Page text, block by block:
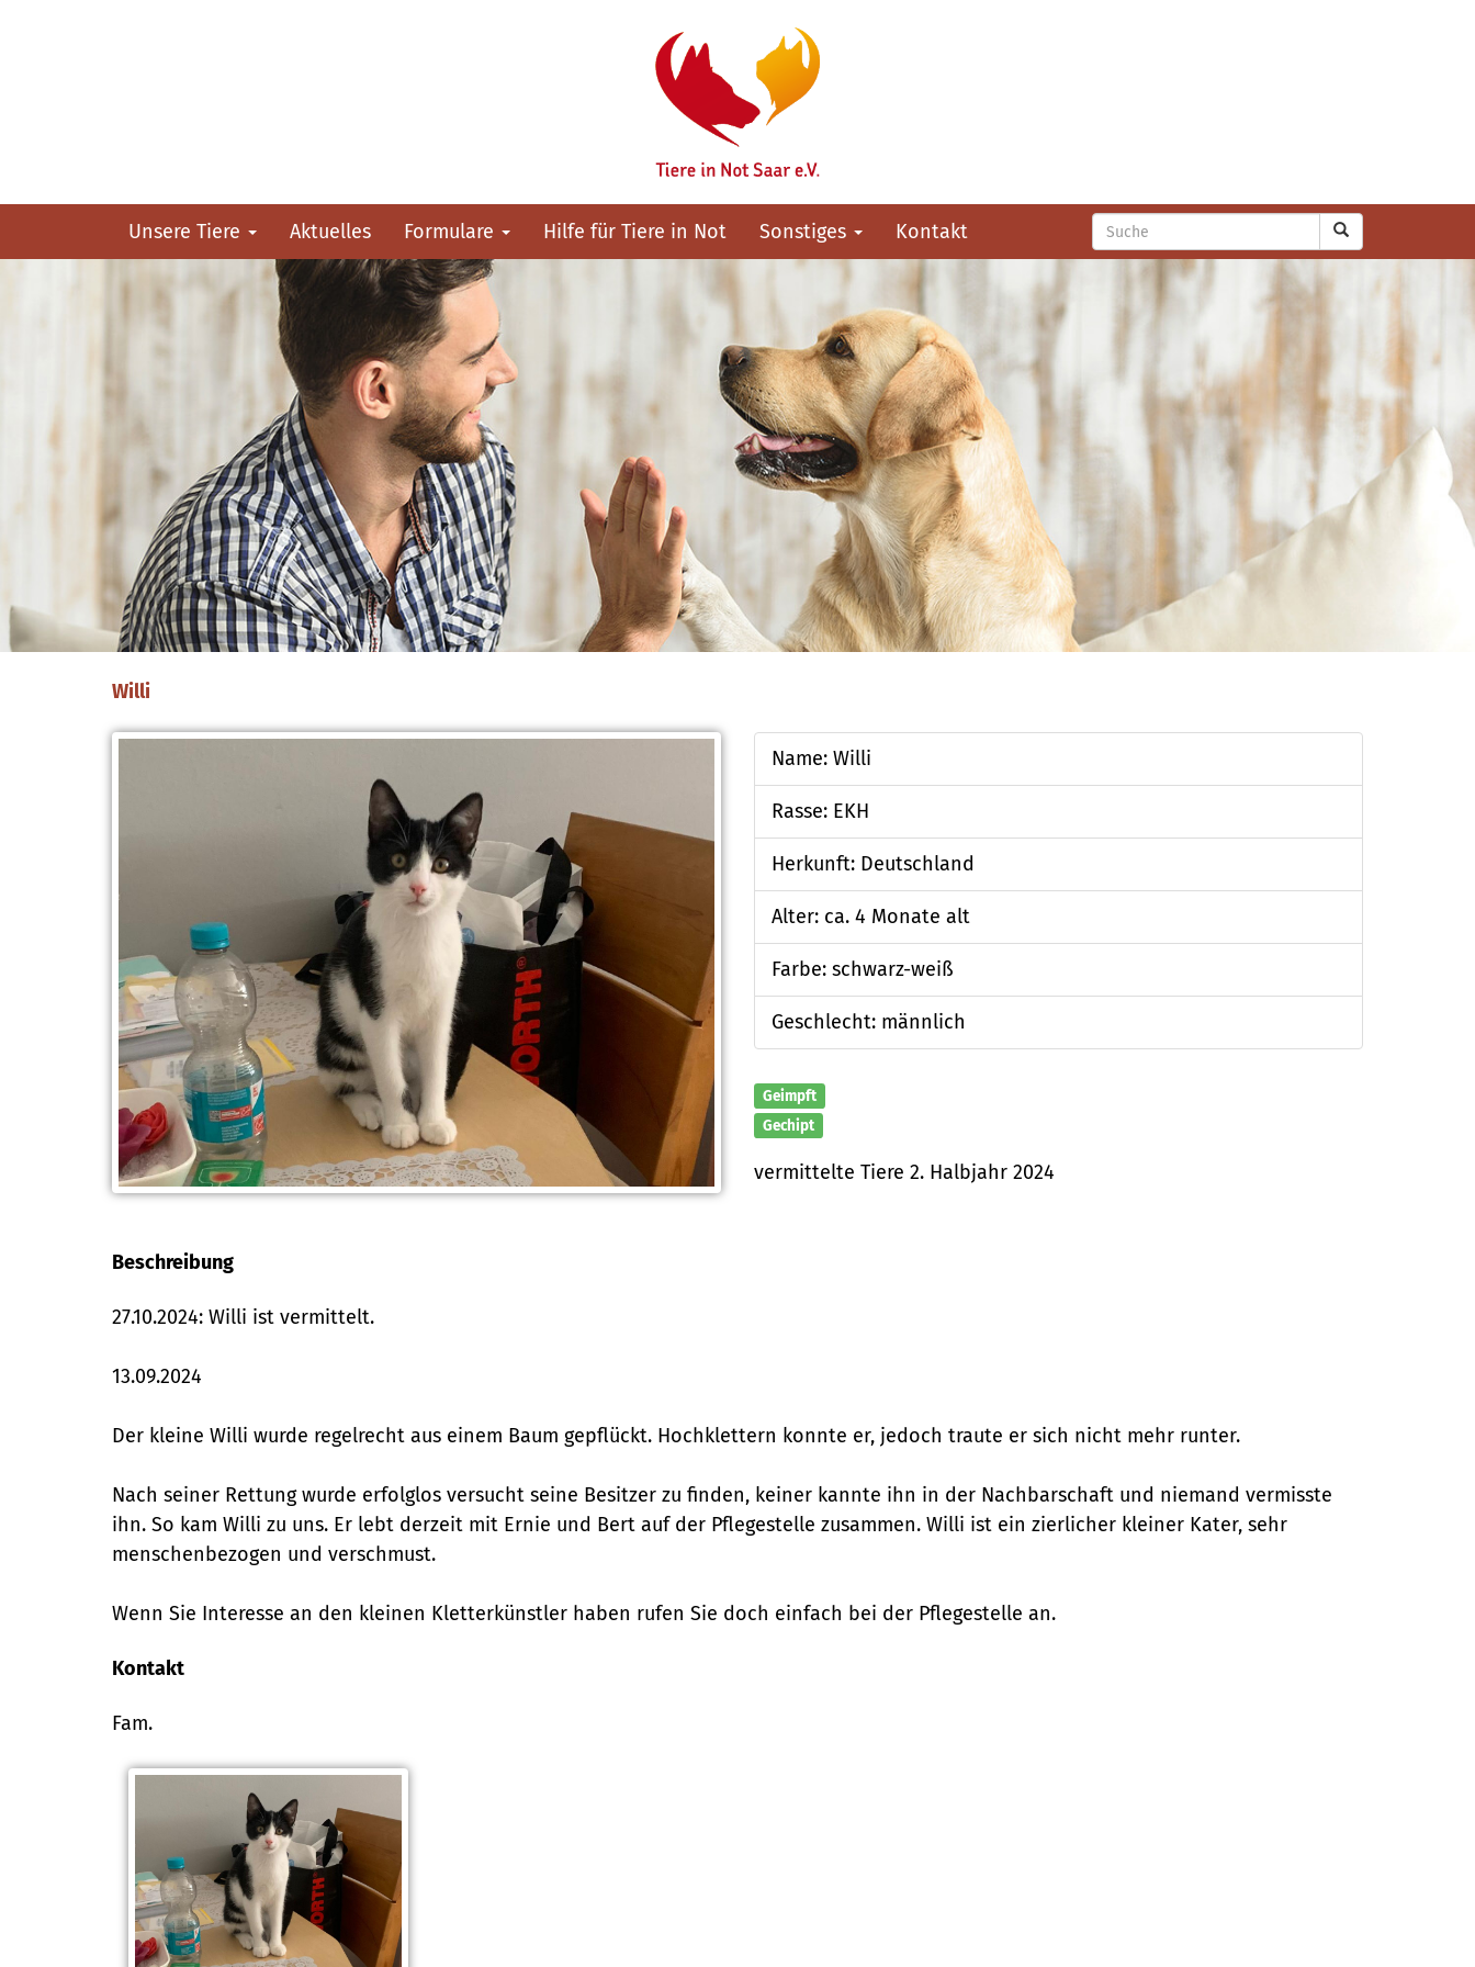
Unsere Tiere Aktuelles Formulare Hilfe für Tiere in Not Sonstiges Kontakt
Willi
Name: Willi
Rasse: EKH
Herkunft: Deutschland
Alter: ca. 4 Monate alt
Farbe: schwarz-weiß
Geschlecht: männlich
Geimpft
Gechipt
vermittelte Tiere 2. Halbjahr 2024
Beschreibung
27.10.2024: Willi ist vermittelt.
13.09.2024
Der kleine Willi wurde regelrecht aus einem Baum gepflückt. Hochklettern konnte er, jedoch traute er sich nicht mehr runter.
Nach seiner Rettung wurde erfolglos versucht seine Besitzer zu finden, keiner kannte ihn in der Nachbarschaft und niemand vermisste
ihn. So kam Willi zu uns. Er lebt derzeit mit Ernie und Bert auf der Pflegestelle zusammen. Willi ist ein zierlicher kleiner Kater, sehr
menschenbezogen und verschmust.
Wenn Sie Interesse an den kleinen Kletterkünstler haben rufen Sie doch einfach bei der Pflegestelle an.
Kontakt
Fam.